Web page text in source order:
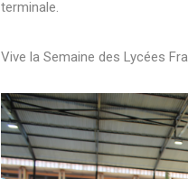
terminale.
Vive la Semaine des Lycées